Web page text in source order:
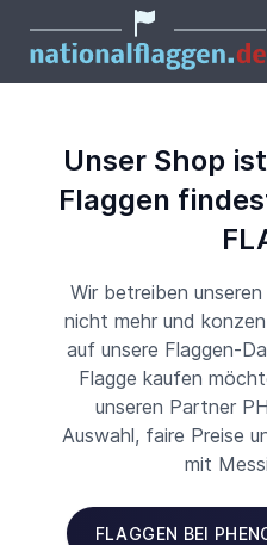
Unser Shop
Flaggen
Wir betreiben
nicht mehr und
auf unsere Flaggen-
Flagge kaufen
unseren Partner
Auswahl, faire Preise
mit
FLAGGEN BEI